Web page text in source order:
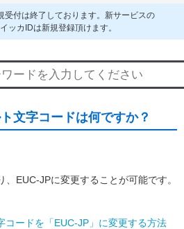
受付は終了しております。新サービスの
ッカIDは新規登録頂けます。
文字コードは何ですか？
EUC-JPに変更することが可能です。
コードを「EUC-JP」に変更する方法